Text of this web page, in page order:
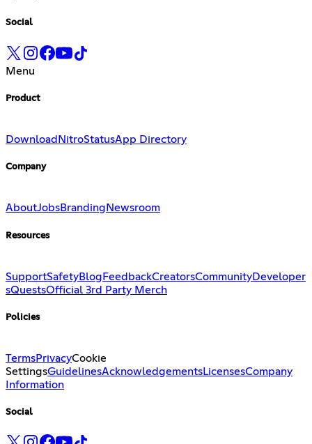
Social
Menu
Product
Download NitroStatusApp Directory
Company
AboutJobsBranding Newsroom
Resources
SupportSafetyBlog FeedbackCreatorsCommunityDeveloper
sQuestsOfficial 3rd Party Merch
Policies
TermsPrivacyCookie
SettingsGuidelinesAcknowledgementsLicensesCompany
Information
Social